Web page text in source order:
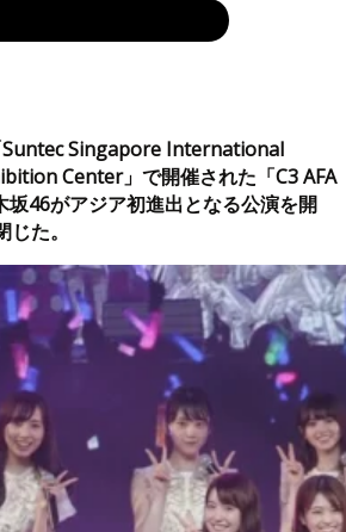
Suntec Singapore International
Center」で開催された「C3 AFA
46がアジア初進出となる公演を開
た。